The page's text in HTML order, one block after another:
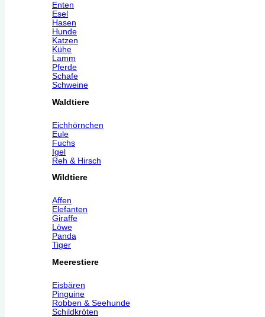
Enten
Esel
Hasen
Hunde
Katzen
Kühe
Lamm
Pferde
Schafe
Schweine
Waldtiere
Eichhörnchen
Eule
Fuchs
Igel
Reh & Hirsch
Wildtiere
Affen
Elefanten
Giraffe
Löwe
Panda
Tiger
Meerestiere
Eisbären
Pinguine
Robben & Seehunde
Schildkröten